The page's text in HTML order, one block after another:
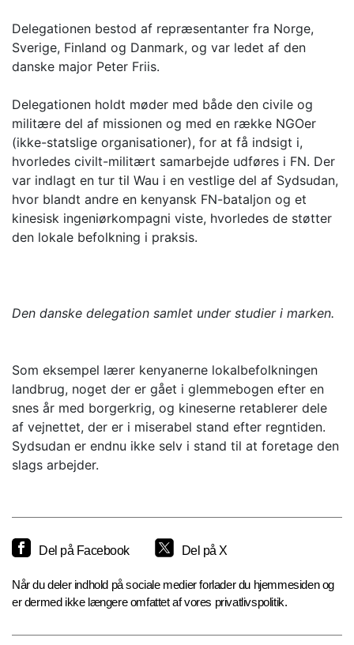
Delegationen bestod af repræsentanter fra Norge,
Sverige, Finland og Danmark, og var ledet af den
danske major Peter Friis.
Delegationen holdt møder med både den civile og
militære del af missionen og med en række NGOer
(ikke-statslige organisationer), for at få indsigt i,
hvorledes civilt-militært samarbejde udføres i FN. Der
var indlagt en tur til Wau i en vestlige del af Sydsudan,
hvor blandt andre en kenyansk FN-bataljon og et
kinesisk ingeniørkompagni viste, hvorledes de støtter
den lokale befolkning i praksis.
Den danske delegation samlet under studier i marken.
Som eksempel lærer kenyanerne lokalbefolkningen
landbrug, noget der er gået i glemmebogen efter en
snes år med borgerkrig, og kineserne retablerer dele
af vejnettet, der er i miserabel stand efter regntiden.
Sydsudan er endnu ikke selv i stand til at foretage den
slags arbejder.
Del på Facebook Del på X
Når du deler indhold på sociale medier forlader du hjemmesiden og
er dermed ikke længere omfattet af vores privatlivspolitik.